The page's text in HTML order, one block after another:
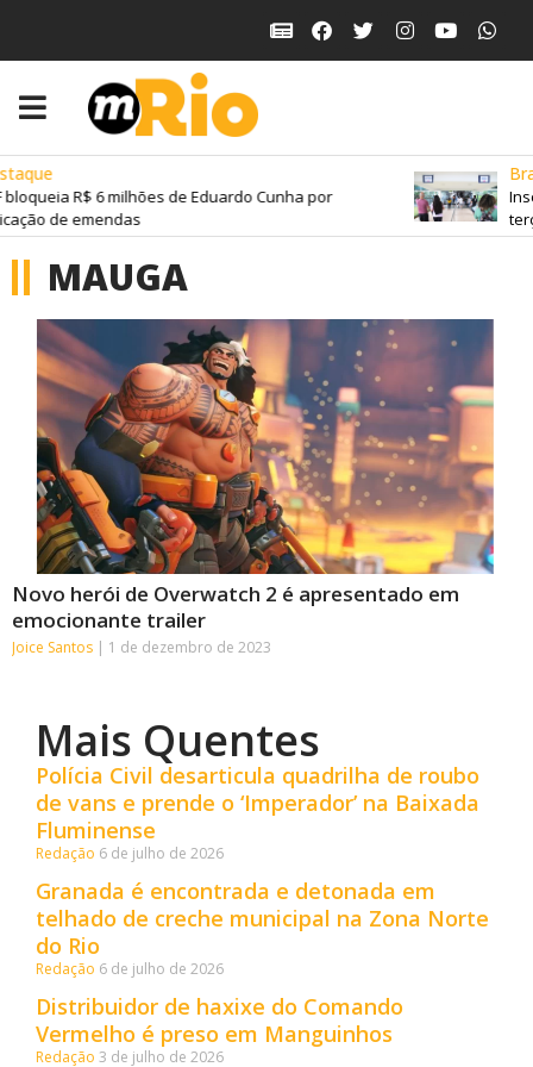
bloqueia R$ 6 milhões de Eduardo Cunha por
de emendas
MAUGA
Novo herói de Overwatch 2 é apresentado em
emocionante trailer
Joice Santos 1 de dezembro de 2023
Mais Quentes
Polícia Civil desarticula quadrilha de roubo
de vans e prende o ‘Imperador’ na Baixada
Fluminense
Redação 6 de julho de 2026
Granada é encontrada e detonada em
telhado de creche municipal na Zona Norte
do Rio
Redação 6 de julho de 2026
Distribuidor de haxixe do Comando
Vermelho é preso em Manguinhos
Redação 3 de julho de 2026